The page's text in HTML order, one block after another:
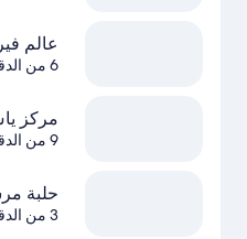
عالم
6 من الدقائق سيرًا على الأقدام
مركز
9 من الدقائق سيرًا على الأقدام
حلبة
3 من الدقائق بالسيارة